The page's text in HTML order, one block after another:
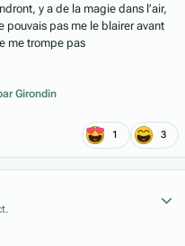
y a de la magie dans l’air,
pouvais pas me le blairer avant
me trompe pas
Girondin
1 3